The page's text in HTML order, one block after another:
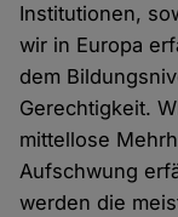
Institutionen,
wir in Europa
dem
Gerechtigkeit.
mittellose
Aufschwung
werden die